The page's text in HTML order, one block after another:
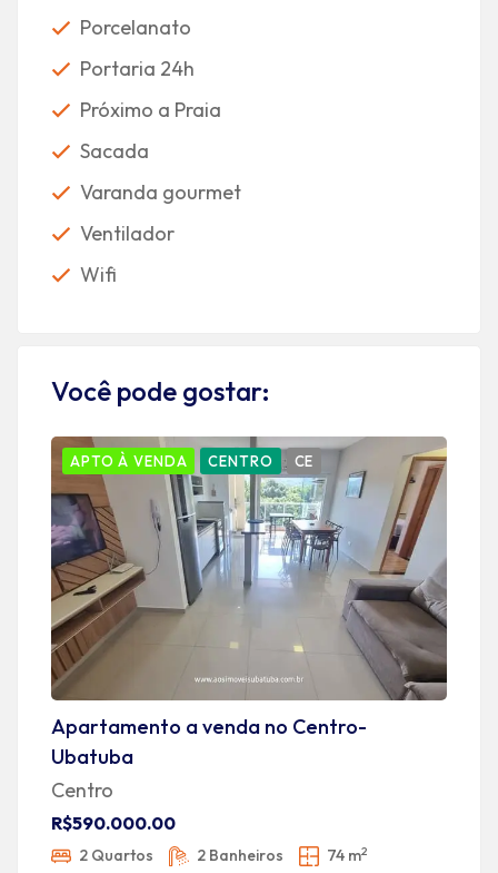
Porcelanato
Portaria 24h
Próximo a Praia
Sacada
Varanda gourmet
Ventilador
Wifi
Você pode gostar:
APTO À VENDA CENTRO CE
Apartamento a venda no Centro-
Ubatuba
Centro
R$590.000.00
2 Quartos 2 Banheiros 74 m2